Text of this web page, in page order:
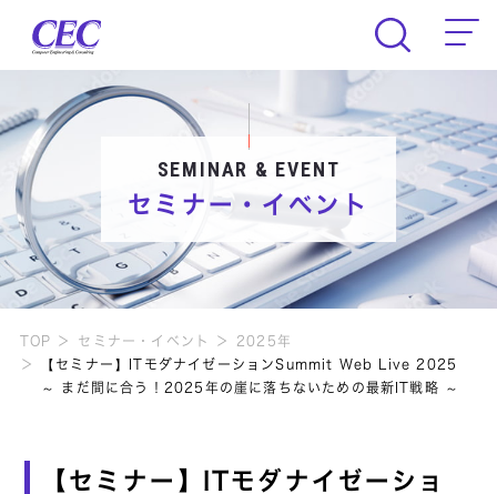
CEC Computer Engineering &
SEMINAR & EVENT
セミナー・イベント
TOP セミナー・イベント
2025年
【セミナー】ITモダナイゼーションSummit Web Live 2025
～ まだ間に合う！2025年の崖に落ちないための最新IT戦略 ～
【セミナー】ITモダナイゼーショ